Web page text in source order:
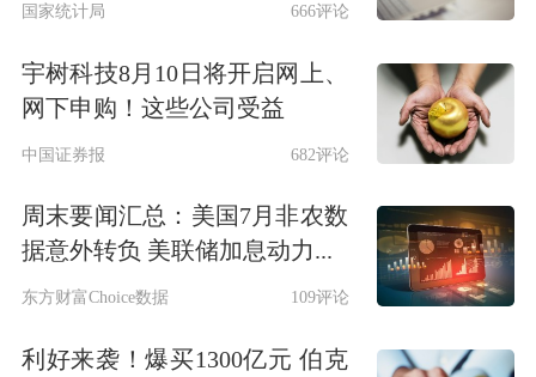
10%，消息面上，OpenAI宣布与博通达
成合作，联合生产其首款自主设计的人
工智能处理器。
涨幅超过 黄金
白银在伦敦市场遭遇逼空
国家统计局 666评论
宇树科技8月10日将开启网上、
网下申购！这些公司受益
中国证券报 682评论
周末要闻汇总：美国7月非农数
据意外转负 美联储加息动力...
东方财富Choice数据 109评论
利好来袭！爆买1300亿元 伯克